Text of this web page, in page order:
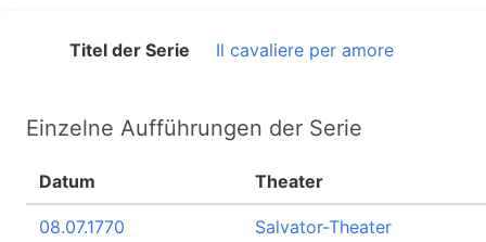
Titel der Serie Il cavaliere per amore
Einzelne Aufführungen der Serie
Datum Theater
08.07.1770 Salvator-Theater